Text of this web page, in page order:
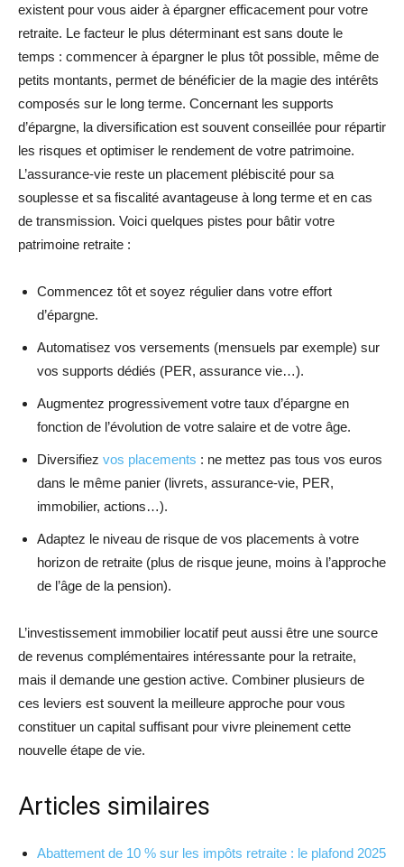
existent pour vous aider à épargner efficacement pour votre
retraite. Le facteur le plus déterminant est sans doute le
temps : commencer à épargner le plus tôt possible, même de
petits montants, permet de bénéficier de la magie des intérêts
composés sur le long terme. Concernant les supports
d’épargne, la diversification est souvent conseillée pour répartir
les risques et optimiser le rendement de votre patrimoine.
L’assurance-vie reste un placement plébiscité pour sa
souplesse et sa fiscalité avantageuse à long terme et en cas
de transmission. Voici quelques pistes pour bâtir votre
patrimoine retraite :
Commencez tôt et soyez régulier dans votre effort
d’épargne.
Automatisez vos versements (mensuels par exemple) sur
vos supports dédiés (PER, assurance vie…).
Augmentez progressivement votre taux d’épargne en
fonction de l’évolution de votre salaire et de votre âge.
Diversifiez vos placements : ne mettez pas tous vos euros
dans le même panier (livrets, assurance-vie, PER,
immobilier, actions…).
Adaptez le niveau de risque de vos placements à votre
horizon de retraite (plus de risque jeune, moins à l’approche
de l’âge de la pension).
L’investissement immobilier locatif peut aussi être une source
de revenus complémentaires intéressante pour la retraite,
mais il demande une gestion active. Combiner plusieurs de
ces leviers est souvent la meilleure approche pour vous
constituer un capital suffisant pour vivre pleinement cette
nouvelle étape de vie.
Articles similaires
Abattement de 10 % sur les impôts retraite : le plafond 2025